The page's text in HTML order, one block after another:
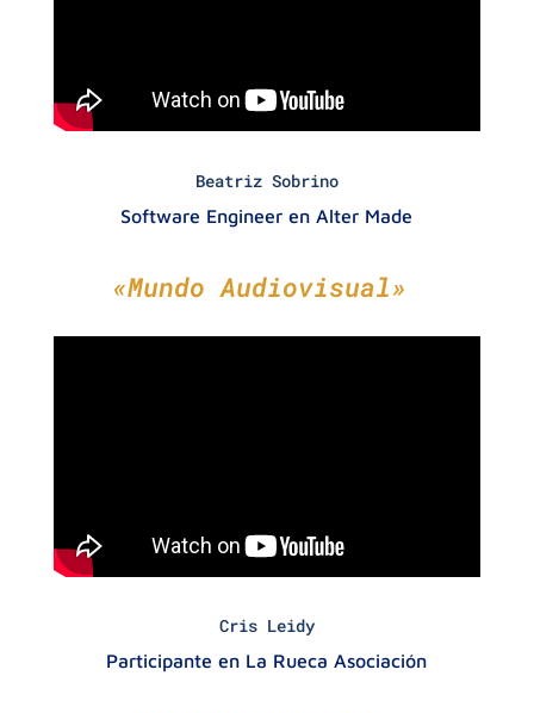
Beatriz Sobrino
Software Engineer en Alter Made
«Mundo Audiovisual»
Cris Leidy
Participante en La Rueca Asociación